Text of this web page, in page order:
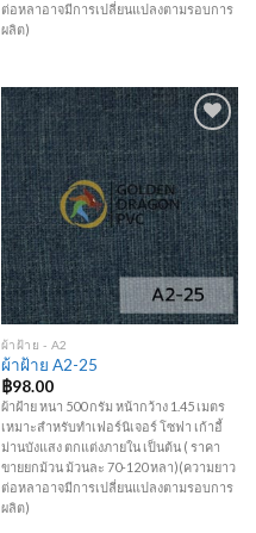
ต่อหลาอาจมีการเปลี่ยนแปลงตามรอบการ
ผลิต)
Add to
Wishlist
ผ้าฝ้าย - A2
ผ้าฝ้าย A2-25
฿98.00
ผ้าฝ้าย หนา 500 กรัม หน้ากว้าง 1.45 เมตร
เหมาะสำหรับทำเฟอร์นิเจอร์ โซฟา เก้าอี้
ม่านบังแสง ตกแต่งภายใน เป็นต้น ( ราคา
ขายยกม้วน ม้วนละ 70-120 หลา)(ความยาว
ต่อหลาอาจมีการเปลี่ยนแปลงตามรอบการ
ผลิต)